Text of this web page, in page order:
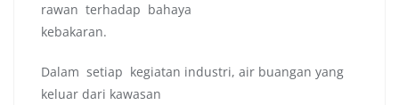
rawan terhadap bahaya
kebakaran.
Dalam setiap kegiatan industri, air buangan yang
keluar dari kawasan